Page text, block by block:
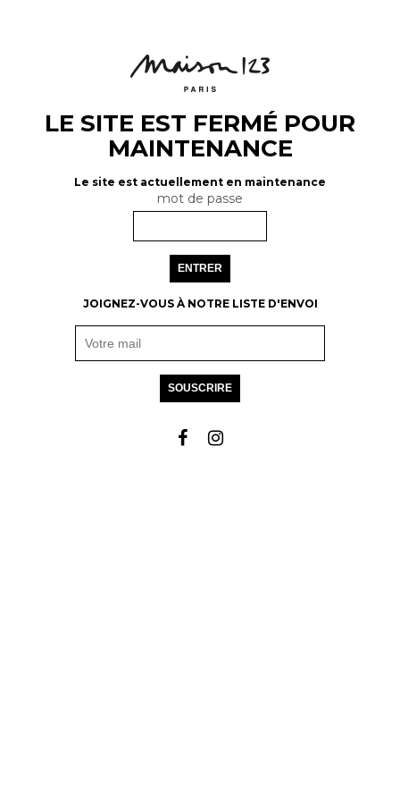
LE SITE EST FERMÉ POUR
MAINTENANCE
Le site est actuellement en maintenance
mot de passe
ENTRER
JOIGNEZ-VOUS À NOTRE LISTE D'ENVOI
SOUSCRIRE